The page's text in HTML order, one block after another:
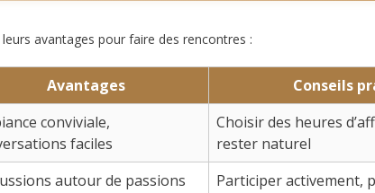
avantages pour faire des rencontres :
Avantages Conseils
conviviale,
faciles
Choisir des heures
rester naturel
autour de passions
Participer activement,